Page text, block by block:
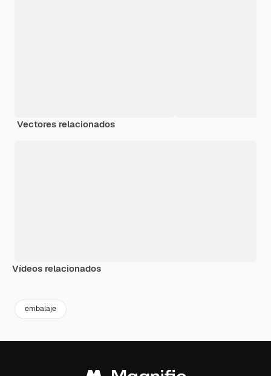
Vectores relacionados
Vídeos relacionados
embalaje